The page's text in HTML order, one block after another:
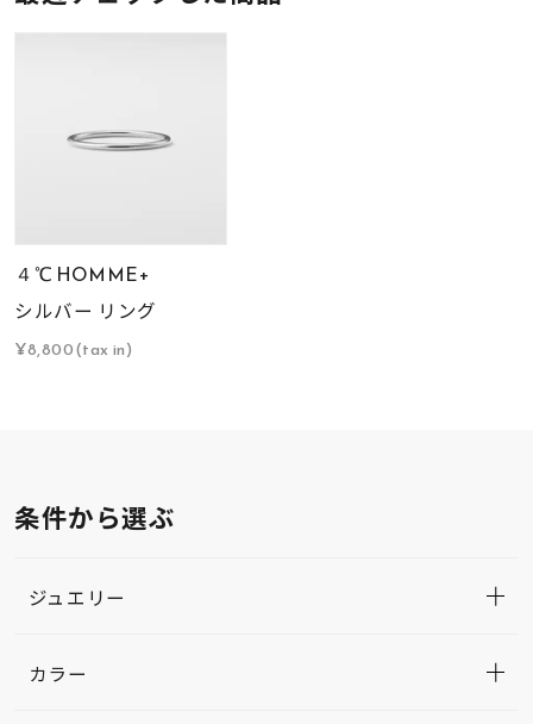
４℃ HOMME+
シルバー リング
¥8,800(tax in)
条件から選ぶ
ジュエリー
カラー